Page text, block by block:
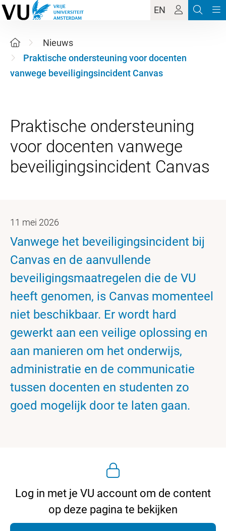
EN
Nieuws
Praktische ondersteuning voor docenten
vanwege beveiligingsincident Canvas
Praktische ondersteuning
voor docenten vanwege
11 mei 2026
Vanwege het beveiligingsincident bij
Canvas en de aanvullende
beveiligingsmaatregelen die de VU
heeft genomen, is Canvas momenteel
niet beschikbaar. Er wordt hard
gewerkt aan een veilige oplossing en
aan manieren om het onderwijs,
administratie en de communicatie
tussen docenten en studenten zo
goed mogelijk door te laten gaan.
Log in met je VU account om de content
op deze pagina te bekijken